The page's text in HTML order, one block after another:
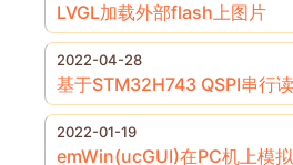
LVGL加载外部flash上图片
2022-04-28
基于STM32H743 QSPI串行
2022-01-19
emWin(ucGUI)在PC机上模